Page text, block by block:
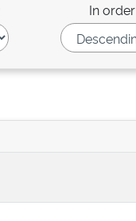
In order